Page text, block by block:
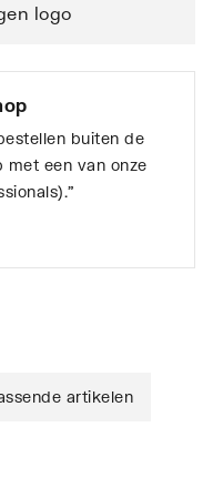
logo
buiten de
met een van onze
artikelen